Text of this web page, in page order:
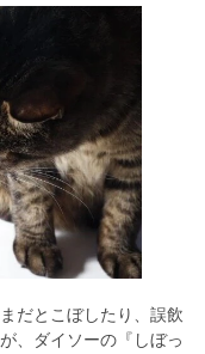
だとこぼしたり、誤飲
、ダイソーの『しぼっ